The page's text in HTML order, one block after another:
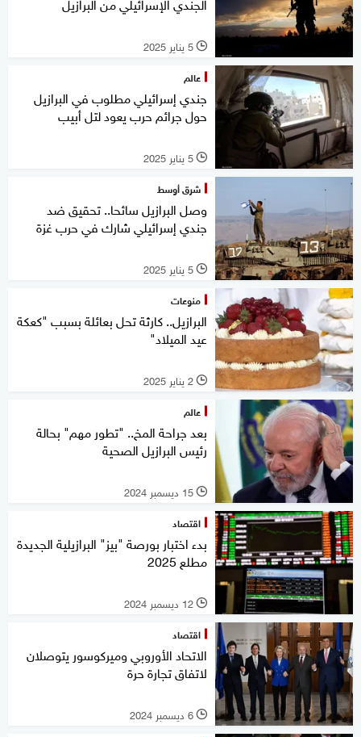
l 5 يناير 2025
عالم
جندي إسرائيلي مطلوب في البرازيل
حول جرائم حرب يعود لتل أبيب
l 5 يناير 2025
شرق أوسط
وصل البرازيل سائحا.. تحقيق ضد
جندي إسرائيلي شارك في حرب غزة
l 5 يناير 2025
منوعات
البرازيل.. كارثة تحل بعائلة بسبب "كعكة
عيد الميلاد"
l 2 يناير 2025
عالم
بعد جراحة المخ.. "تطور مهم" بحالة
رئيس البرازيل الصحية
l 15 ديسمبر 2024
اقتصاد
بدء اختبار بورصة "بيز" البرازيلية الجديدة
مطلع 2025
l 12 ديسمبر 2024
اقتصاد
الاتحاد الأوروبي وميركوسور يتوصلان
لاتفاق تجارة حرة
l 6 ديسمبر 2024